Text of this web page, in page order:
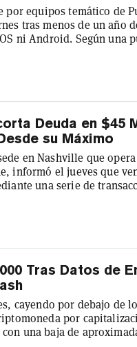
equipos temático de
tras menos de un año
ni Android. Según una
Pudgy World. "Pudgy
las experiencias web
Deuda en $45
su Máximo
en Nashville que
informó el jueves que
una serie de
redujo su deuda
105 millones de USDT en
Tras Datos de
cayendo por debajo de
por
una baja de